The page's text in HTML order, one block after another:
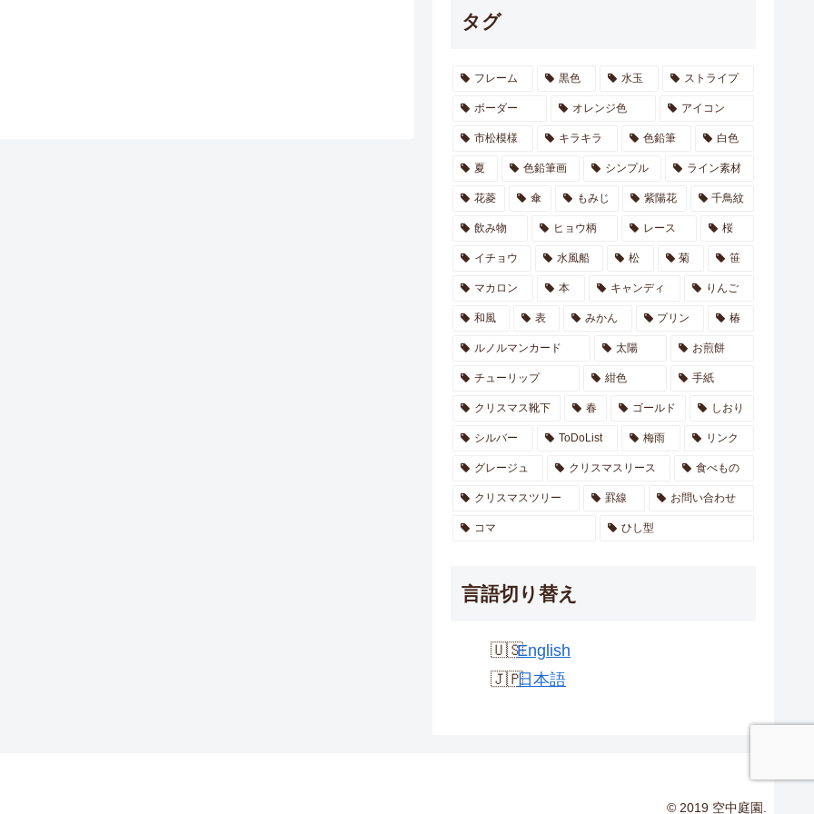
タグ
フレーム 黒色 水玉 ストライプ
ボーダー オレンジ色 アイコン
市松模様 キラキラ 色鉛筆 白色
夏 色鉛筆画 シンプル ライン素材
花菱 傘 もみじ 紫陽花 千鳥紋
飲み物 ヒョウ柄 レース 桜
イチョウ 水風船 松 菊 笹
マカロン 本 キャンディ りんご
和風 表 みかん プリン 椿
ルノルマンカード 太陽 お煎餅
チューリップ 紺色 手紙
クリスマス靴下 春 ゴールド しおり
シルバー ToDoList 梅雨 リンク
グレージュ クリスマスリース 食べもの
クリスマスツリー 罫線 お問い合わせ
コマ ひし型
言語切り替え
English
日本語
© 2019 空中庭園.